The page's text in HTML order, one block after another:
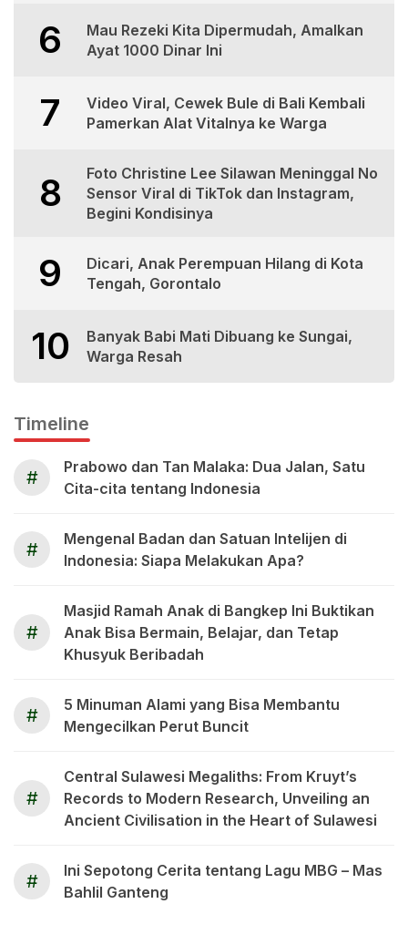
6
Mau Rezeki Kita Dipermudah, Amalkan
Ayat 1000 Dinar Ini
7
Video Viral, Cewek Bule di Bali Kembali
Pamerkan Alat Vitalnya ke Warga
8
Foto Christine Lee Silawan Meninggal No
Sensor Viral di TikTok dan Instagram,
Begini Kondisinya
9
Dicari, Anak Perempuan Hilang di Kota
Tengah, Gorontalo
10
Banyak Babi Mati Dibuang ke Sungai,
Warga Resah
Timeline
#
Prabowo dan Tan Malaka: Dua Jalan, Satu
Cita-cita tentang Indonesia
#
Mengenal Badan dan Satuan Intelijen di
Indonesia: Siapa Melakukan Apa?
#
Masjid Ramah Anak di Bangkep Ini Buktikan
Anak Bisa Bermain, Belajar, dan Tetap
Khusyuk Beribadah
#
5 Minuman Alami yang Bisa Membantu
Mengecilkan Perut Buncit
#
Central Sulawesi Megaliths: From Kruyt’s
Records to Modern Research, Unveiling an
Ancient Civilisation in the Heart of Sulawesi
#
Ini Sepotong Cerita tentang Lagu MBG – Mas
Bahlil Ganteng